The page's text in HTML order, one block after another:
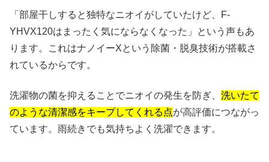
「部屋干しすると独特なニオイがしていたけど、F-
YHVX120はまったく気にならなくなった」という声もあ
ります。これはナノイーXという除菌・脱臭技術が搭載さ
れているからです。
洗濯物の菌を抑えることでニオイの発生を防ぎ、 洗いたて
のような清潔感をキープしてくれる点が高評価につながっ
ています。雨続きでも気持ちよく洗濯できます。